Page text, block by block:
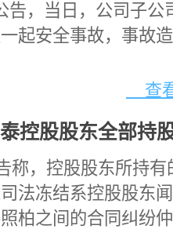
告，当日，公司子公
起安全事故，事故
查
控股股东全部持
称，控股股东所持有
法冻结系控股股东
柏之间的合同纠纷